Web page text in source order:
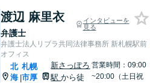
渡辺 麻里衣
弁護士
インタビューを
見る
弁護士法人リブラ共同法律事務所 新札幌駅前
オフィス
北
海 |
札幌
市厚
新さっぽろ
駅から徒
営業時間：09:00
~20:00（土日祝